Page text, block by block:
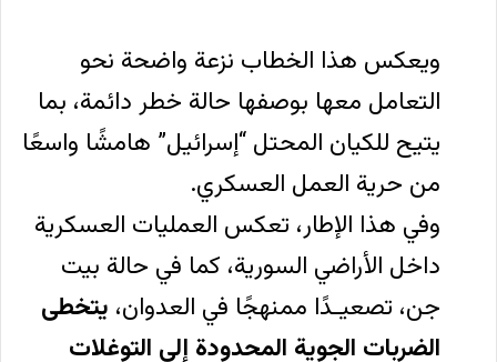
ويعكس هذا الخطاب نزعة واضحة نحو
التعامل معها بوصفها حالة خطر دائمة، بما
يتيح للكيان المحتل “إسرائيل” هامشًا واسعًا
من حرية العمل العسكري.
وفي هذا الإطار، تعكس العمليات العسكرية
داخل الأراضي السورية، كما في حالة بيت
جن، تصعيـدًا ممنهجًا في العدوان، يتخطى
الضربات الجوية المحدودة إلى التوغلات